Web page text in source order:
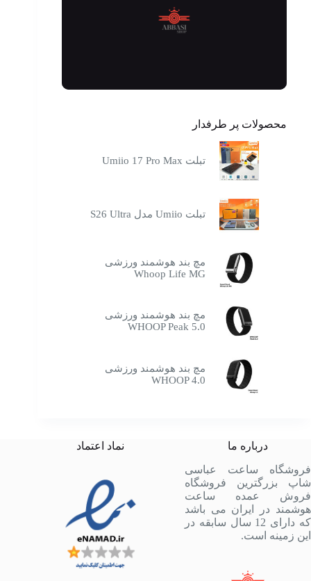
محصولات پر طرفدار
تبلت Umiio 17 Pro Max
تبلت Umiio مدل S26 Ultra
مچ بند هوشمند ورزشی
Whoop Life MG
مچ بند هوشمند ورزشی
WHOOP Peak 5.0
مچ بند هوشمند ورزشی
WHOOP 4.0
درباره ما
فروشگاه ساعت عباسی
شاپ بزرگترین فروشگاه
فروش عمده ساعت
هوشمند در ایران می باشد
که دارای 12 سال سابقه در
این زمینه است.
نماد اعتماد